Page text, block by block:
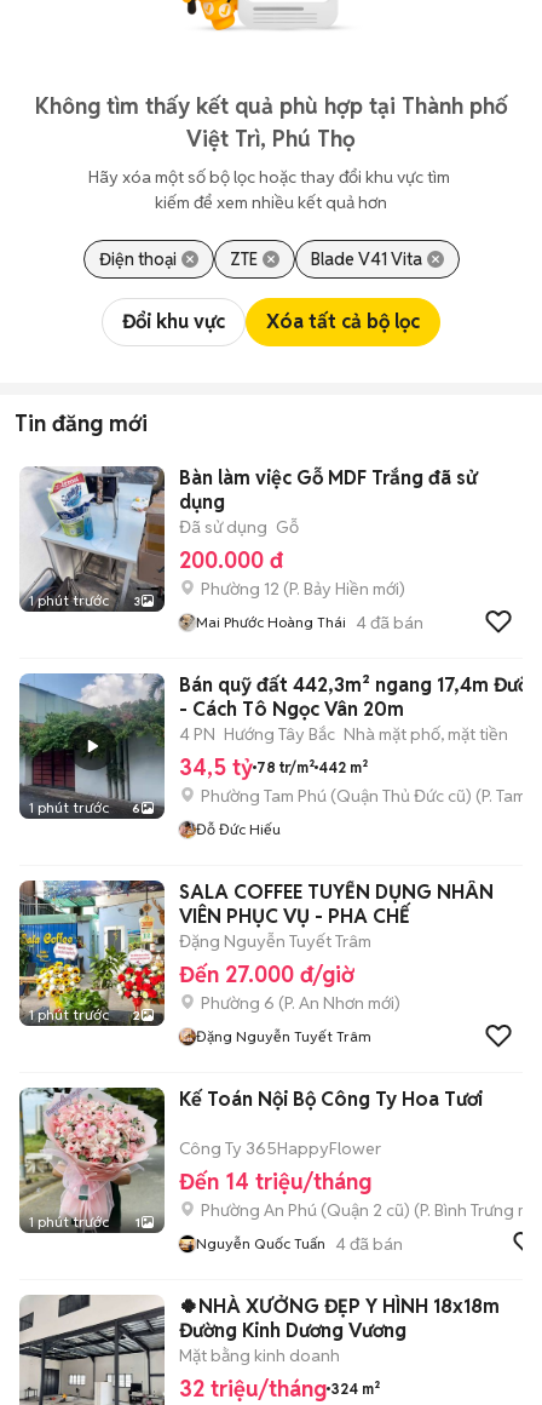
Không tìm thấy kết quả phù hợp tại Thành phố
Việt Trì, Phú Thọ
Hãy xóa một số bộ lọc hoặc thay đổi khu vực tìm
kiếm để xem nhiều kết quả hơn
Điện thoại ZTE Blade V41 Vita
Đổi khu vực Xóa tất cả bộ lọc
Tin đăng mới
1 phút trước 3
Bàn làm việc Gỗ MDF Trắng đã sử
dụng
Đã sử dụng Gỗ
200.000 đ
Phường 12 (P. Bảy Hiền mới)
Mai Phước Hoàng Thái 4đã bán
1 phút trước 6
Bán quỹ đất 442,3m² ngang 17,4m
- Cách Tô Ngọc Vân 20m
4 PN Hướng Tây Bắc Nhà mặt phố, mặt tiền
34,5 tỷ 78 tr/m² 442 m²
Phường Tam Phú (Quận Thủ Đức cũ) (P. Tam
Đỗ Đức Hiếu
1 phút trước 2
SALA COFFEE TUYỂN DỤNG NHÂN
VIÊN PHỤC VỤ - PHA CHẾ
Đặng Nguyễn Tuyết Trâm
Đến 27.000 đ/giờ
Phường 6 (P. An Nhơn mới)
Đặng Nguyễn Tuyết Trâm
1 phút trước 1
Kế Toán Nội Bộ Công Ty Hoa Tươi
Công Ty 365HappyFlower
Đến 14 triệu/tháng
Phường An Phú (Quận 2 cũ) (P. Bình Trưng
Nguyễn Quốc Tuấn 4đã bán
🍀NHÀ XƯỞNG ĐẸP Y HÌNH 18x18m
Đường Kinh Dương Vương
Mặt bằng kinh doanh
32 triệu/tháng 324 m²